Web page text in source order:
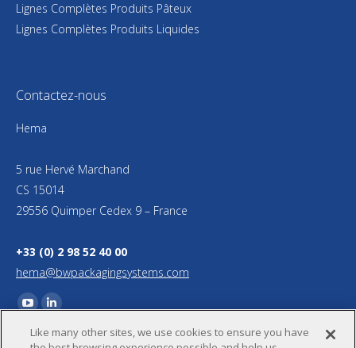
Lignes Complètes Produits Pâteux
Lignes Complètes Produits Liquides
Contactez-nous
Hema
5 rue Hervé Marchand
CS 15014
29556 Quimper Cedex 9 – France
+33 (0) 2 98 52 40 00
hema@bwpackagingsystems.com
Trouvez nous sur :
YouTube
page
LinkedIn
page
Like many other sites, we use cookies to ensure you have